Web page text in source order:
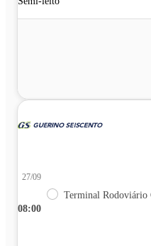
08:00
27/09
Terminal Rodoviário